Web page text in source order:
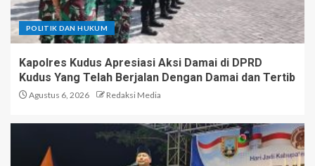
POLITIK DAN HUKUM
Kapolres Kudus Apresiasi Aksi Damai di DPRD
Kudus Yang Telah Berjalan Dengan Damai dan Tertib
Agustus 6, 2026 Redaksi Media